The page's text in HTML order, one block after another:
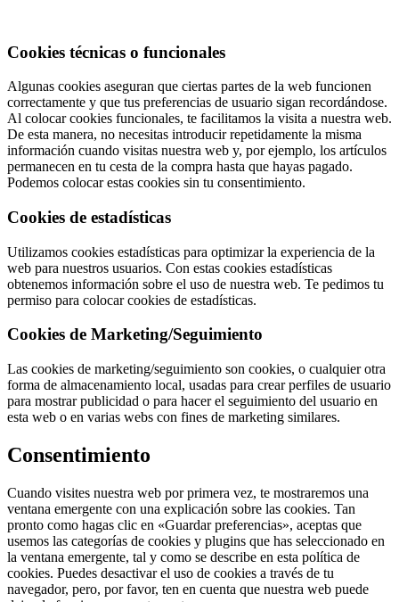
Cookies técnicas o funcionales
Algunas cookies aseguran que ciertas partes de la web funcionen
correctamente y que tus preferencias de usuario sigan recordándose.
Al colocar cookies funcionales, te facilitamos la visita a nuestra web.
De esta manera, no necesitas introducir repetidamente la misma
información cuando visitas nuestra web y, por ejemplo, los artículos
permanecen en tu cesta de la compra hasta que hayas pagado.
Podemos colocar estas cookies sin tu consentimiento.
Cookies de estadísticas
Utilizamos cookies estadísticas para optimizar la experiencia de la
web para nuestros usuarios. Con estas cookies estadísticas
obtenemos información sobre el uso de nuestra web. Te pedimos tu
permiso para colocar cookies de estadísticas.
Cookies de Marketing/Seguimiento
Las cookies de marketing/seguimiento son cookies, o cualquier otra
forma de almacenamiento local, usadas para crear perfiles de usuario
para mostrar publicidad o para hacer el seguimiento del usuario en
esta web o en varias webs con fines de marketing similares.
Consentimiento
Cuando visites nuestra web por primera vez, te mostraremos una
ventana emergente con una explicación sobre las cookies. Tan
pronto como hagas clic en «Guardar preferencias», aceptas que
usemos las categorías de cookies y plugins que has seleccionado en
la ventana emergente, tal y como se describe en esta política de
cookies. Puedes desactivar el uso de cookies a través de tu
navegador, pero, por favor, ten en cuenta que nuestra web puede